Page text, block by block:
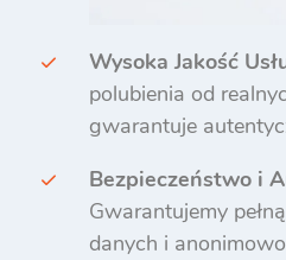
Wysoka Jakość
polubienia od
gwarantuje
Bezpieczeństwo i
Gwarantujemy
danych i